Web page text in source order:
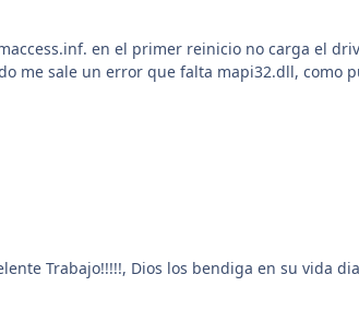
en el primer reinicio no carga el
me sale un error que falta mapi32.dll, como
Trabajo!!!!!, Dios los bendiga en su vida